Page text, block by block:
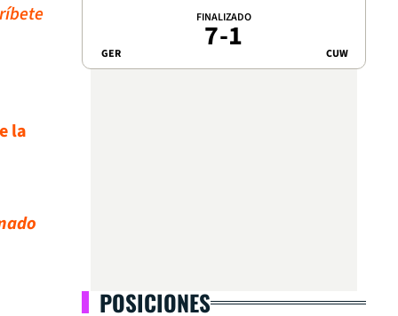
la
GER
FINALIZADO
7-1 CUW
POSICIONES